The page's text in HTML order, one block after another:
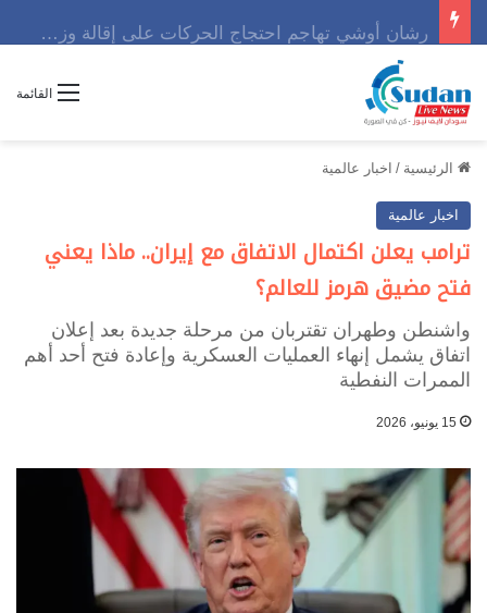
القائمة
الرئيسية / اخبار عالمية
اخبار عالمية
ترامب يعلن اكتمال الاتفاق مع إيران.. ماذا يعني
فتح مضيق هرمز للعالم؟
واشنطن وطهران تقتربان من مرحلة جديدة بعد إعلان
اتفاق يشمل إنهاء العمليات العسكرية وإعادة فتح أحد أهم
الممرات النفطية
15 يونيو، 2026